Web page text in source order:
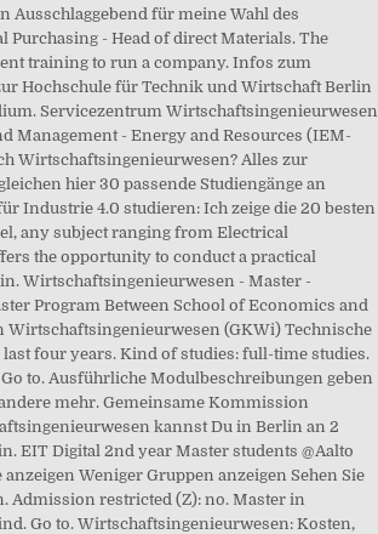
Ausschlaggebend für meine Wahl des
Purchasing - Head of direct Materials. The
training to run a company. Infos zum
Hochschule für Technik und Wirtschaft Berlin
Servicezentrum Wirtschaftsingenieurwesen
Management - Energy and Resources (IEM-
Wirtschaftsingenieurwesen? Alles zur
hier 30 passende Studiengänge an
Industrie 4.0 studieren: Ich zeige die 20 besten
any subject ranging from Electrical
the opportunity to conduct a practical
Wirtschaftsingenieurwesen - Master -
Program Between School of Economics and
(GKWi) Technische
four years. Kind of studies: full-time studies.
to. Ausführliche Modulbeschreibungen geben
mehr. Gemeinsame Kommission
kannst Du in Berlin an 2
EIT Digital 2nd year Master students @Aalto
Weniger Gruppen anzeigen Sehen Sie
Admission restricted (Z): no. Master in
Go to. Wirtschaftsingenieurwesen: Kosten,